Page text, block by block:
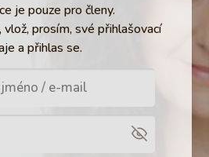
je pouze pro členy.
prosím, své přihlašovací
a přihlas se.